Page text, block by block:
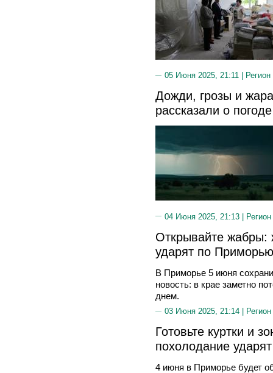
05 Июня 2025, 21:11 |
Дожди, грозы и
рассказали о
04 Июня 2025, 21:13 |
Открывайте жабры:
ударят по Приморью
В Приморье 5 июня
новость: в крае заметно
днем.
03 Июня 2025, 21:14 |
Готовьте куртки и
похолодание
4 июня в Приморье будет